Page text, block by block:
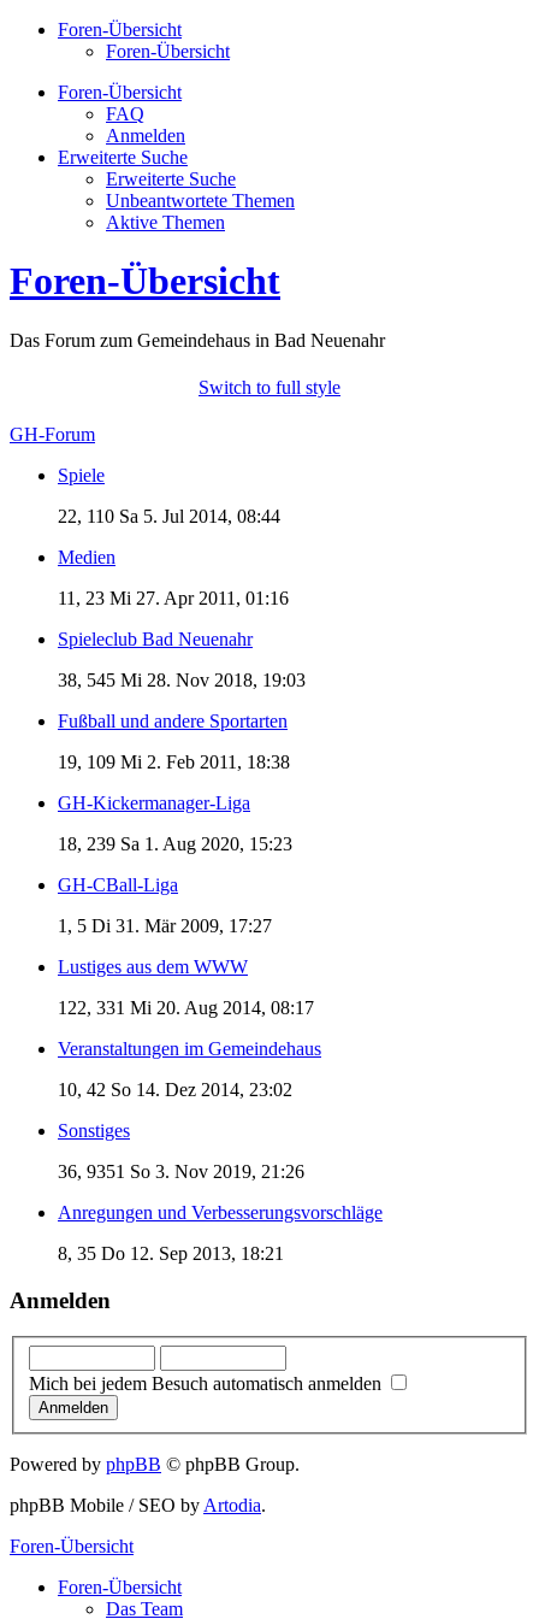
Foren-Übersicht
Foren-Übersicht
Foren-Übersicht
FAQ
Anmelden
Erweiterte Suche
Erweiterte Suche
Unbeantwortete Themen
Aktive Themen
Foren-Übersicht
Das Forum zum Gemeindehaus in Bad Neuenahr
Switch to full style
GH-Forum
Spiele
22, 110 Sa 5. Jul 2014, 08:44
Medien
11, 23 Mi 27. Apr 2011, 01:16
Spieleclub Bad Neuenahr
38, 545 Mi 28. Nov 2018, 19:03
Fußball und andere Sportarten
19, 109 Mi 2. Feb 2011, 18:38
GH-Kickermanager-Liga
18, 239 Sa 1. Aug 2020, 15:23
GH-CBall-Liga
1, 5 Di 31. Mär 2009, 17:27
Lustiges aus dem WWW
122, 331 Mi 20. Aug 2014, 08:17
Veranstaltungen im Gemeindehaus
10, 42 So 14. Dez 2014, 23:02
Sonstiges
36, 9351 So 3. Nov 2019, 21:26
Anregungen und Verbesserungsvorschläge
8, 35 Do 12. Sep 2013, 18:21
Anmelden
Mich bei jedem Besuch automatisch anmelden
Powered by phpBB © phpBB Group.
phpBB Mobile / SEO by Artodia.
Foren-Übersicht
Foren-Übersicht
Das Team